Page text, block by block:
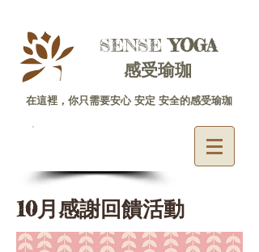
SENSE ​YOGA
感受瑜珈
在這裡，你只需要安心 安定 安全的感受瑜珈
10月感謝回饋活動